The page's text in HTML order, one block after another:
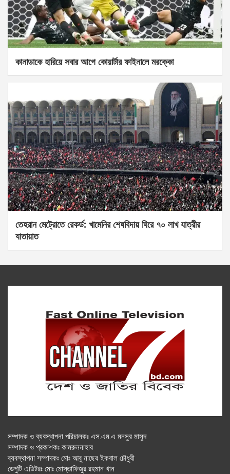
কানাডাকে হারিয়ে সবার আগে কোয়ার্টার ফাইনালে মরক্কো
তেহরান মেট্রোতে রেকর্ড: খামেনির শেষবিদায় ঘিরে ৭০ লাখ যাত্রীর
যাতায়াত
সম্পাদক ও ব্যবস্থাপনা পরিচালকঃ এস.এম.এ মনসুর মাসুদ
সম্পাদক ও প্রকাশকঃ কামরুননাহার
ব্যবস্থাপনা সম্পাদকঃ মোঃ আবু নাছের ইকবাল চৌধুরী
ডেপুটি এডিটরঃ মোঃ মোস্তাফিজুর রহমান খান